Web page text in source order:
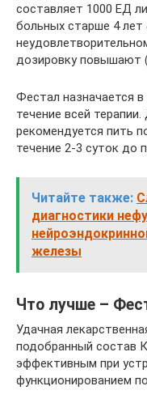
составляет 1000 ЕД
больных старше 4 лет
дозировку повышают
Фестал назначается
течение всей
рекомендуется пить
течение 2-3 суток до
Читайте также:
диагностики
железы
Что лучше –
Удачная
подобранный состав
эффективным при
функционированием